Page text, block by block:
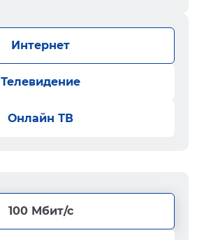
Интернет
Телевидение
Онлайн ТВ
100 Мбит/с